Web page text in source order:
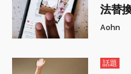
法替
Aohn
話題